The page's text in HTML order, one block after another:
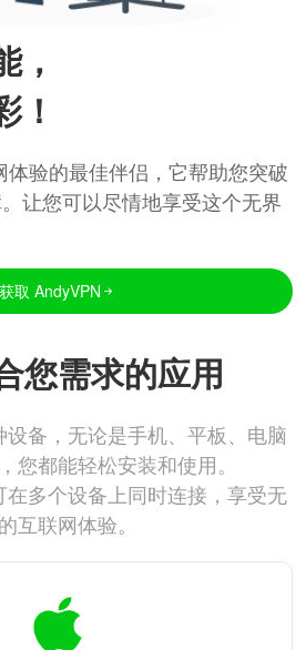
，
！
验的最佳伴侣，它帮助您突破
让您可以尽情地享受这个无界
获取 AndyVPN
您需求的应用
备，无论是手机、平板、电脑
您都能轻松安装和使用。
多个设备上同时连接，享受无
互联网体验。